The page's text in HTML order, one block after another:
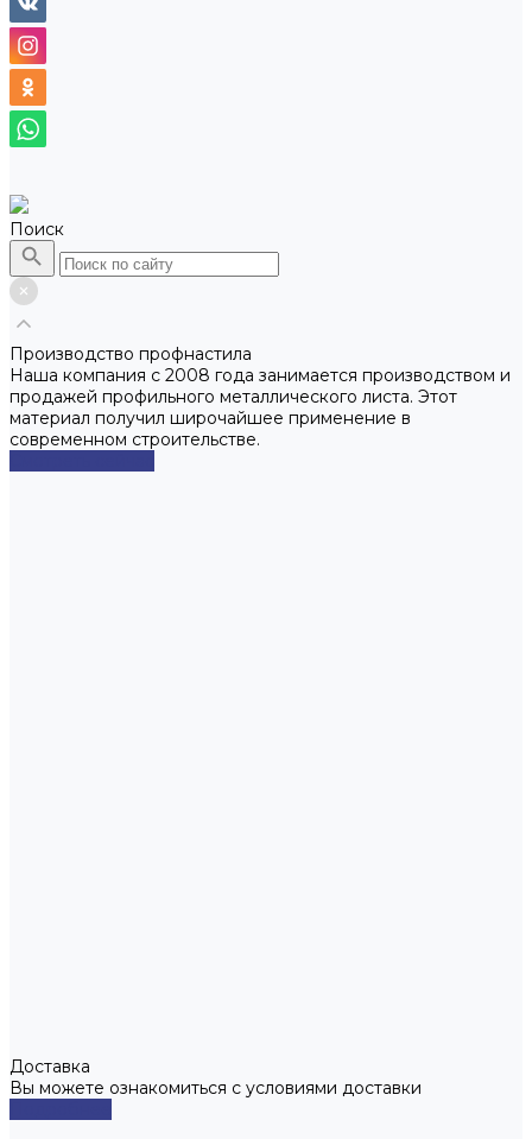
Поиск
Производство профнастила
Наша компания с 2008 года занимается производством и
продажей профильного металлического листа. Этот
материал получил широчайшее применение в
современном строительстве.
Доставка
Вы можете ознакомиться с условиями доставки